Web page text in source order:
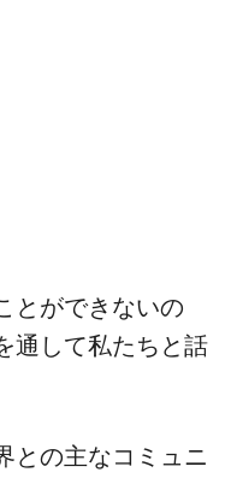
とができないの
通して私たちと話
との主なコミュニ